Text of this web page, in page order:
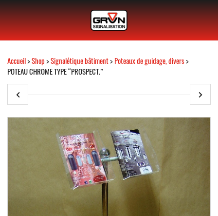
Accueil>Shop>Signalétique bâtiment>Poteaux de guidage, divers>
POTEAU CHROME TYPE “PROSPECT.”